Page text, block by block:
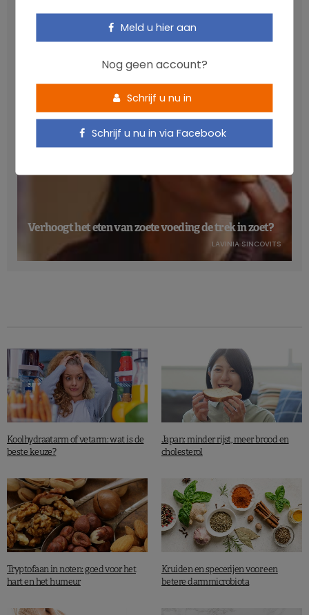
Verhoogt het eten van zoete voeding de trek in zoet?
LAVINIA SINCOVITS
Koolhydraatarm of vetarm: wat is de
beste keuze?
Japan: minder rijst, meer brood en
cholesterol
Tryptofaan in noten: goed voor het
hart en het humeur
Kruiden en specerijen voor een
betere darmmicrobiota
Meld u hier aan
Nog geen account?
Schrijf u nu in
Schrijf u nu in via Facebook